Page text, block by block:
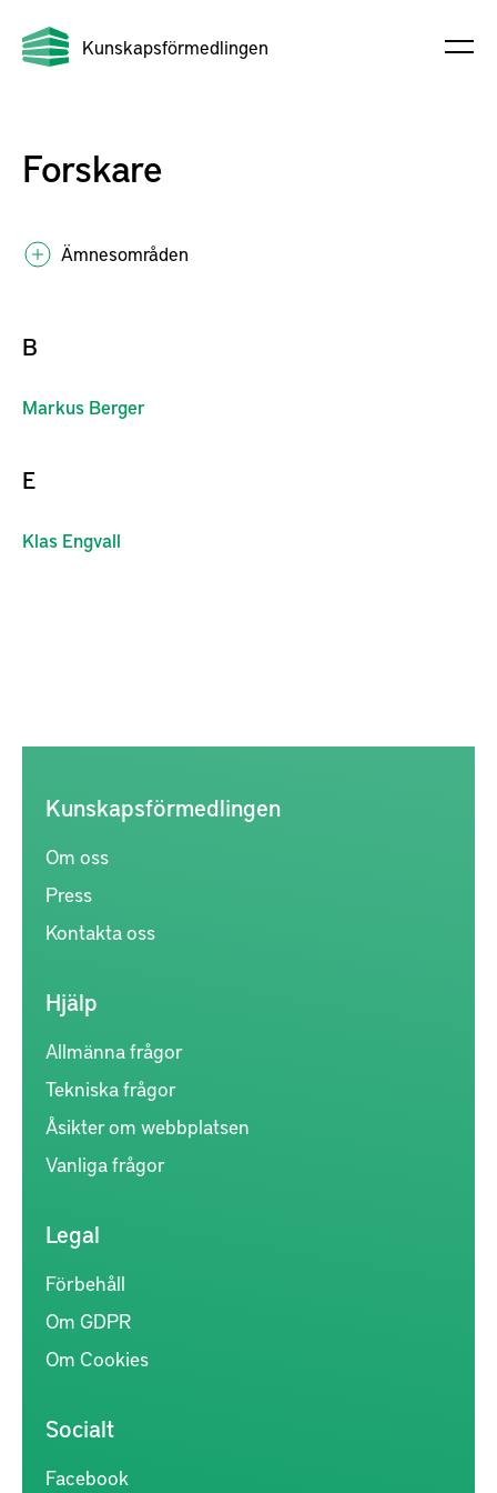
Kunskapsförmedlingen
Forskare
Ämnesområden
B
Markus Berger
E
Klas Engvall
Kunskapsförmedlingen
Om oss
Press
Kontakta oss
Hjälp
Allmänna frågor
Tekniska frågor
Åsikter om webbplatsen
Vanliga frågor
Legal
Förbehåll
Om GDPR
Om Cookies
Socialt
Facebook